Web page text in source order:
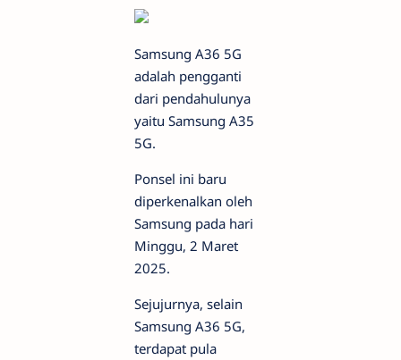
Samsung A36 5G
adalah pengganti
dari pendahulunya
yaitu Samsung A35
5G.
Ponsel ini baru
diperkenalkan oleh
Samsung pada hari
Minggu, 2 Maret
2025.
Sejujurnya, selain
Samsung A36 5G,
terdapat pula